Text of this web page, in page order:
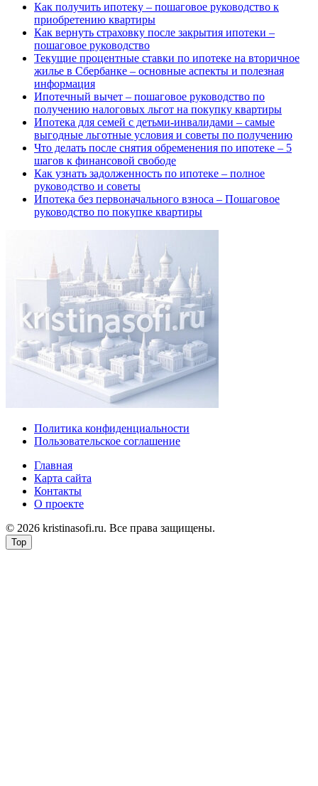
Как получить ипотеку – пошаговое руководство к
приобретению квартиры
Как вернуть страховку после закрытия ипотеки –
пошаговое руководство
Текущие процентные ставки по ипотеке на вторичное
жилье в Сбербанке – основные аспекты и полезная
информация
Ипотечный вычет – пошаговое руководство по
получению налоговых льгот на покупку квартиры
Ипотека для семей с детьми-инвалидами – самые
выгодные льготные условия и советы по получению
Что делать после снятия обременения по ипотеке – 5
шагов к финансовой свободе
Как узнать задолженность по ипотеке – полное
руководство и советы
Ипотека без первоначального взноса – Пошаговое
руководство по покупке квартиры
Политика конфиденциальности
Пользовательское соглашение
Главная
Карта сайта
Контакты
О проекте
© 2026 kristinasofi.ru. Все права защищены.
Top